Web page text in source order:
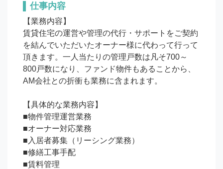
仕事内容
【業務内容】
賃貸住宅の運営や管理の代行・サポートをご契約
を結んでいただいたオーナー様に代わって行って
頂きます。一人当たりの管理戸数は凡そ700～
800戸数になり、ファンド物件もあることから、
AM会社との折衝も業務に含まれます。
【具体的な業務内容】
■物件管理運営業務
■オーナー対応業務
■入居者募集（リーシング業務）
■修繕工事手配
■賃料管理